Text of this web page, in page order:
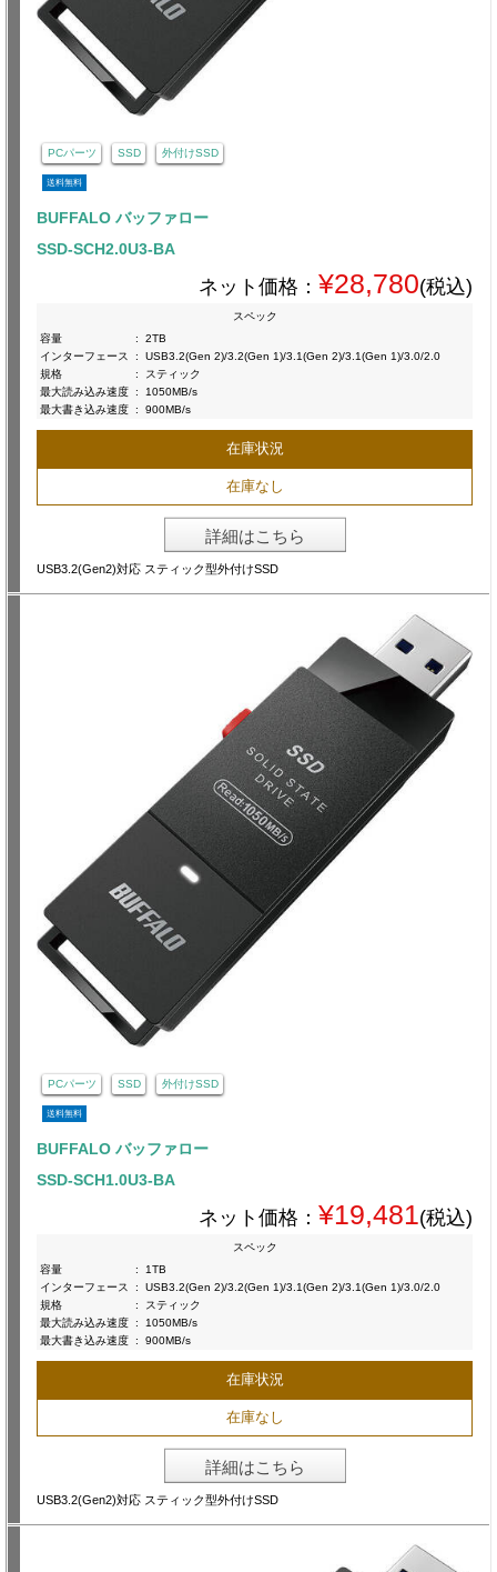
PCパーツ SSD 外付けSSD
送料無料
BUFFALO バッファロー
SSD-SCH2.0U3-BA
ネット価格： ¥28,780(税込)
スペック
容量
:
2TB
インターフェース
:
USB3.2(Gen 2)/3.2(Gen 1)/3.1(Gen 2)/3.1(Gen 1)/3.0/2.0
規格
:
スティック
最大読み込み速度 :
1050MB/s
最大書き込み速度 : 900MB/s
在庫状況
在庫なし
詳細はこちら
USB3.2(Gen2)対応 スティック型外付けSSD
PCパーツ SSD 外付けSSD
送料無料
BUFFALO バッファロー
SSD-SCH1.0U3-BA
ネット価格： ¥19,481 (税込)
スペック
容量
:
1TB
インターフェース
:
USB3.2(Gen 2)/3.2(Gen 1)/3.1(Gen 2)/3.1(Gen 1)/3.0/2.0
規格
:
スティック
最大読み込み速度 :
1050MB/s
最大書き込み速度 : 900MB/s
在庫状況
在庫なし
詳細はこちら
USB3.2(Gen2)対応 スティック型外付けSSD